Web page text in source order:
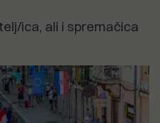
ica, ali i spremačica